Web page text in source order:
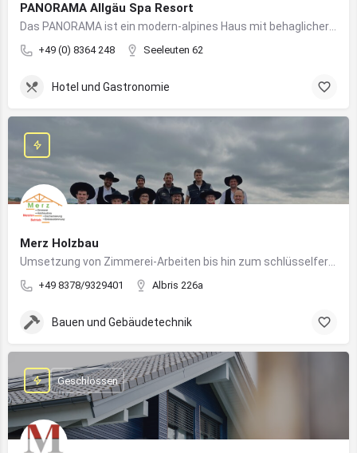
PANORAMA Allgäu Spa Resort
+49 (0) 8364 248 Seeleuten 62
Hotel und Gastronomie
Merz Holzbau
+49 8378/9329401 Albris 226a
Bauen und Gebäudetechnik
Geschlossen